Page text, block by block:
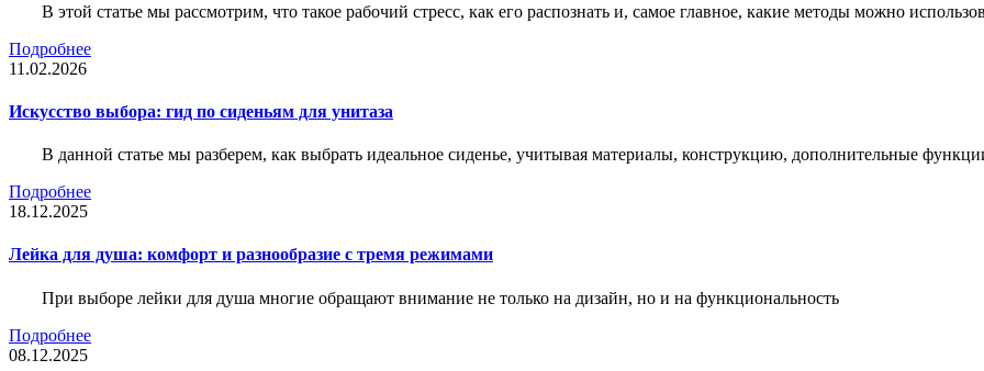
В этой статье мы рассмотрим, что такое рабочий стресс, как его распознать и, самое главное, какие методы можно
Подробнее
11.02.2026
Искусство выбора: гид по сиденьям для унитаза
В данной статье мы разберем, как выбрать идеальное сиденье, учитывая материалы, конструкцию, дополнительные
Подробнее
18.12.2025
Лейка для душа: комфорт и разнообразие с тремя режимами
При выборе лейки для душа многие обращают внимание не только на дизайн, но и на функциональность
Подробнее
08.12.2025